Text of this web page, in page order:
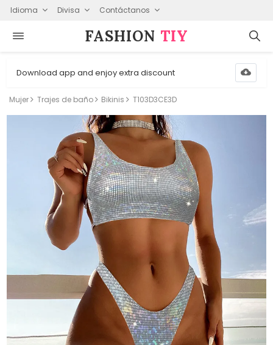
Idioma Divisa Contáctanos
FASHION⁠ TIY
Download app and enjoy extra discount
Mujer Trajes de baño Bikinis T103D3CE3D